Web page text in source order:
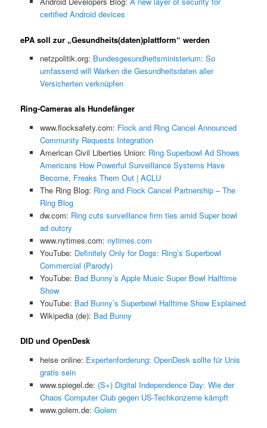
certified Android devices
ePA soll zur „Gesundheits(daten)plattform“ werden
netzpolitik.org: Bundesgesundheitsministerium: So
umfassend will Warken die Gesundheitsdaten aller
Versicherten verknüpfen
Ring-Cameras als Hundefänger
www.flocksafety.com: Flock and Ring Cancel Announced
Community Requests Integration
American Civil Liberties Union: Ring Superbowl Ad Shows
Americans How Powerful Surveillance Systems Have
Become, Freaks Them Out | ACLU
The Ring Blog: Ring and Flock Cancel Partnership – The
Ring Blog
dw.com: Ring cuts surveillance firm ties amid Super bowl
ad outcry
www.nytimes.com: nytimes.com
YouTube: Definitely Only for Dogs: Ring’s Superbowl
Commercial (Parody)
YouTube: Bad Bunny’s Apple Music Super Bowl Halftime
Show
YouTube: Bad Bunny’s Superbowl Halftime Show Explained
Wikipedia (de): Bad Bunny
DID und OpenDesk
heise online: Expertenforderung: OpenDesk sollte für Unis
gratis sein
www.spiegel.de: (S+) Digital Independence Day: Wie der
Chaos Computer Club gegen US-Techkonzerne kämpft
www.golem.de: Golem